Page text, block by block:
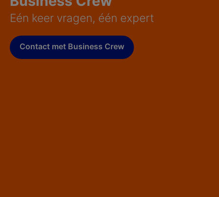
Eén keer vragen, één expert
Contact met Business Crew